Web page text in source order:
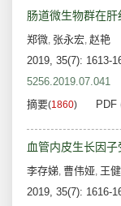
肠道微生物群在
郑微, 张永宏, 赵艳
2019, 35(7): 1613-
5256.2019.07.041
摘要(1860) PDF
血管内皮生长因
李存娣, 曹伟娅, 王健
2019, 35(7): 1616-